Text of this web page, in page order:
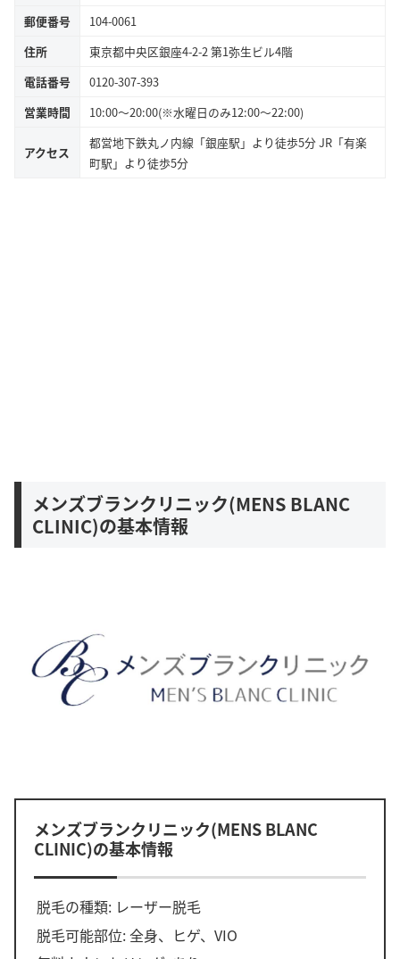
郵便番号
104-0061
住所
東京都中央区銀座4-2-2 第1弥生ビル4階
電話番号
0120-307-393
営業時間
10:00～20:00(※水曜日のみ12:00～22:00)
アクセス
都営地下鉄丸ノ内線「銀座駅」より徒歩5分 JR「有楽
町駅」より徒歩5分
メンズブランクリニック(MENS BLANC
CLINIC)の基本情報
メンズブランクリニック(MENS BLANC
CLINIC)の基本情報
脱毛の種類: レーザー脱毛
脱毛可能部位: 全身、ヒゲ、VIO